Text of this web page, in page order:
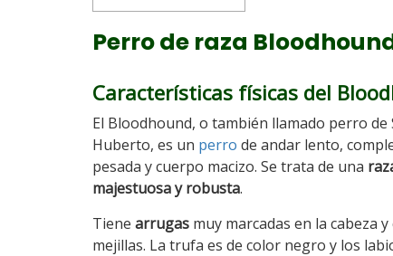
Perro de raza
Características físicas del
El Bloodhound, o también llamado perro de
Huberto, es un perro de andar lento,
pesada y cuerpo macizo. Se trata de una
majestuosa y robusta.
Tiene arrugas muy marcadas en la cabeza y
mejillas. La trufa es de color negro y los